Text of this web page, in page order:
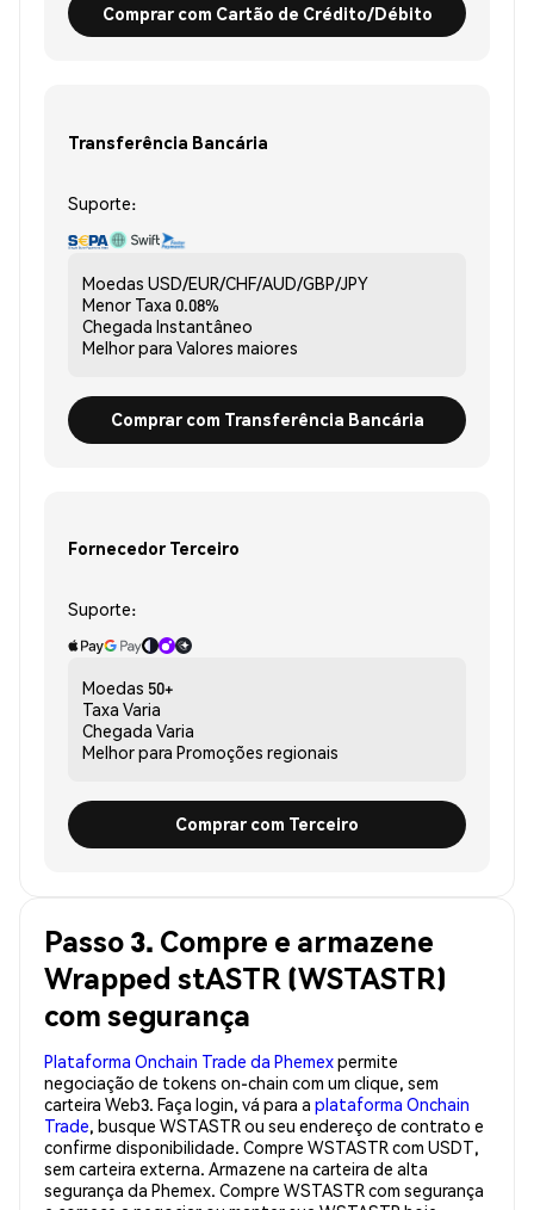
Comprar com Cartão de Crédito/Débito
Transferência Bancária
Suporte:
Moedas USD/EUR/CHF/AUD/GBP/JPY
Menor Taxa 0.08%
Chegada Instantâneo
Melhor para Valores maiores
Comprar com Transferência Bancária
Fornecedor Terceiro
Suporte:
Moedas 50+
Taxa Varia
Chegada Varia
Melhor para Promoções regionais
Comprar com Terceiro
Passo 3. Compre e armazene
Wrapped stASTR (WSTASTR)
com segurança
Plataforma Onchain Trade da Phemexpermite
negociação de tokens on-chain com um clique, sem
carteira Web3. Faça login, vá para a plataforma Onchain
Trade, busque WSTASTR ou seu endereço de contrato e
confirme disponibilidade. Compre WSTASTR com USDT,
sem carteira externa. Armazene na carteira de alta
segurança da Phemex. Compre WSTASTR com segurança